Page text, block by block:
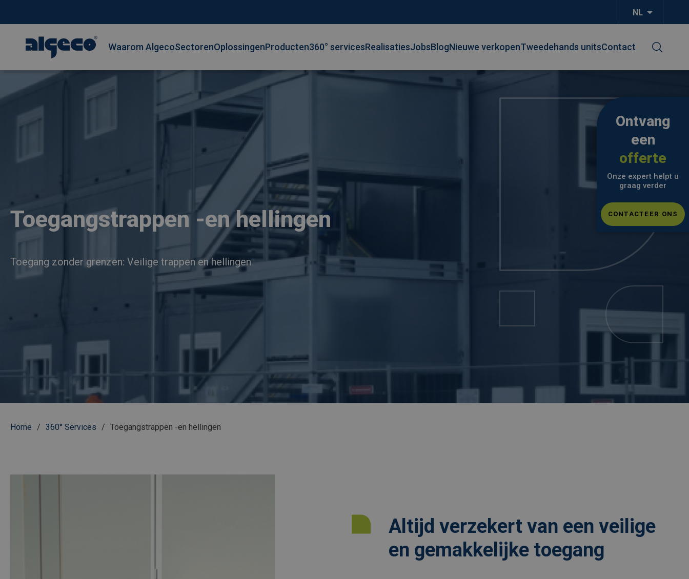
de
NL
Waarom AlgecoSectorenOplossingenProducten360° servicesRealisatiesJobsBlogNieuwe verkopenTweedehands unitsContact
Ontvang
een
offerte
Onze expert helpt u
graag verder
CONTACTEER ONS
Toegangstrappen -en hellingen
Toegang zonder grenzen: Veilige trappen en hellingen
Kruimelpad
Home 360° Services Toegangstrappen -en hellingen
Altijd verzekert van een veilige
en gemakkelijke toegang